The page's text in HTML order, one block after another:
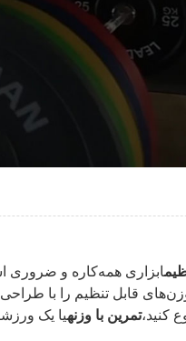
ابزاری همه‌کاره و ضروری
وزن‌های قابل تنظیم را با
کنید،تمرین با وزنه